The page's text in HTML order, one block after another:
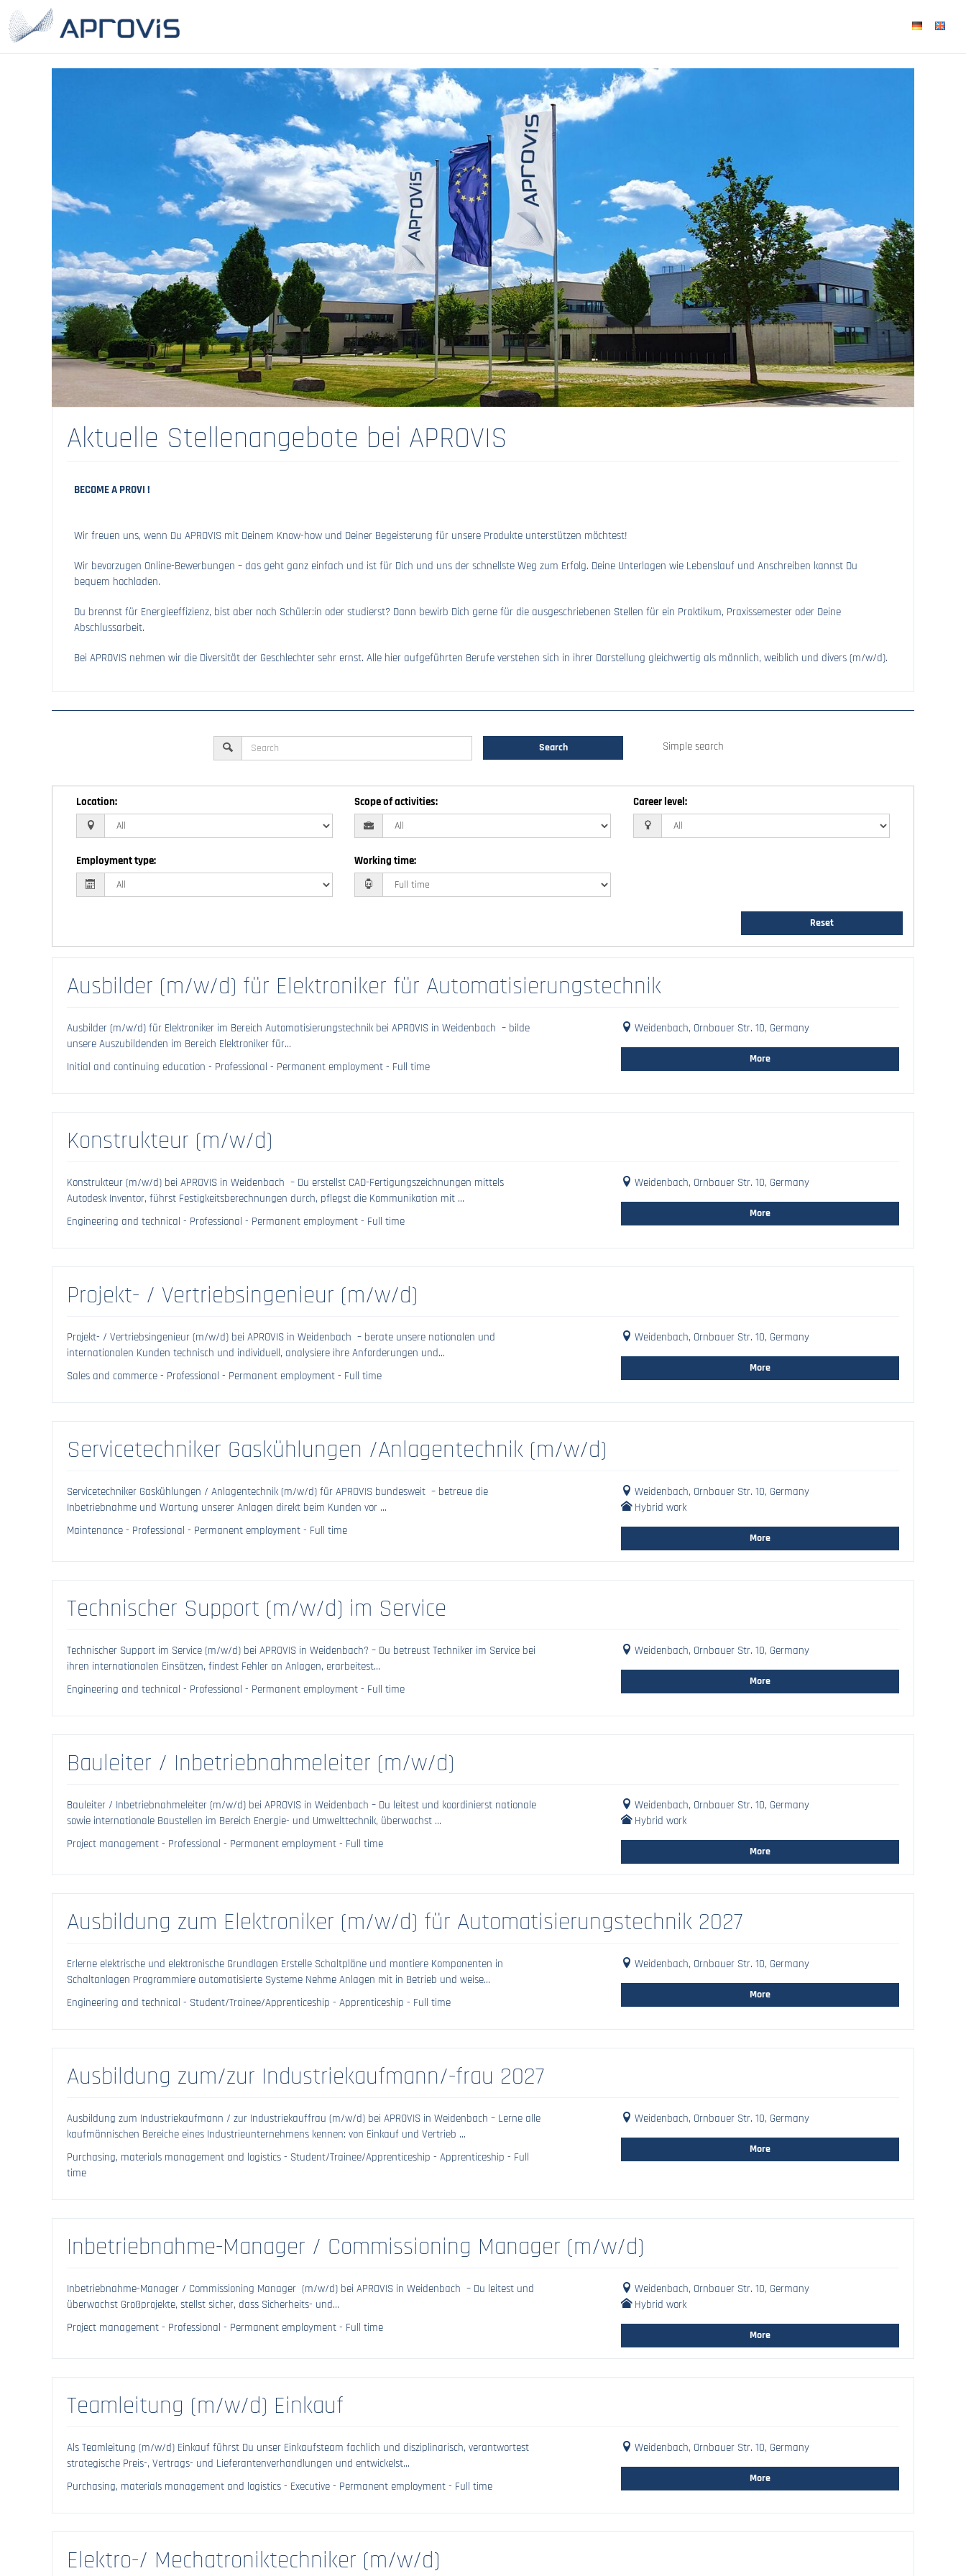
Aktuelle Stellenangebote bei APROVIS
BECOME A PROVI !
Wir freuen uns, wenn Du APROVIS mit Deinem Know-how und Deiner Begeisterung für unsere Produkte unterstützen möchtest!
Wir bevorzugen Online-Bewerbungen – das geht ganz einfach und ist für Dich und uns der schnellste Weg zum Erfolg. Deine Unterlagen wie Lebenslauf und Anschreiben kannst Du
bequem hochladen.
Du brennst für Energieeffizienz, bist aber noch Schüler:in oder studierst? Dann bewirb Dich gerne für die ausgeschriebenen Stellen für ein Praktikum, Praxissemester oder Deine
Abschlussarbeit.
Bei APROVIS nehmen wir die Diversität der Geschlechter sehr ernst. Alle hier aufgeführten Berufe verstehen sich in ihrer Darstellung gleichwertig als männlich, weiblich und divers (m/w/d).
Search Simple search
Location: Scope of activities: Career level:
Employment type: Working time:
Reset
Ausbilder (m/w/d) für Elektroniker für Automatisierungstechnik
Ausbilder (m/w/d) für Elektroniker im Bereich Automatisierungstechnik bei APROVIS in Weidenbach – bilde
unsere Auszubildenden im Bereich Elektroniker für...
Initial and continuing education - Professional - Permanent employment - Full time
Weidenbach, Ornbauer Str. 10, Germany
More
Konstrukteur (m/w/d)
Konstrukteur (m/w/d) bei APROVIS in Weidenbach – Du erstellst CAD-Fertigungszeichnungen mittels
Autodesk Inventor, führst Festigkeitsberechnungen durch, pflegst die Kommunikation mit ...
Engineering and technical - Professional - Permanent employment - Full time
Weidenbach, Ornbauer Str. 10, Germany
More
Projekt- / Vertriebsingenieur (m/w/d)
Projekt- / Vertriebsingenieur (m/w/d) bei APROVIS in Weidenbach – berate unsere nationalen und
internationalen Kunden technisch und individuell, analysiere ihre Anforderungen und...
Sales and commerce - Professional - Permanent employment - Full time
Weidenbach, Ornbauer Str. 10, Germany
More
Servicetechniker Gaskühlungen /Anlagentechnik (m/w/d)
Servicetechniker Gaskühlungen / Anlagentechnik (m/w/d) für APROVIS bundesweit – betreue die
Inbetriebnahme und Wartung unserer Anlagen direkt beim Kunden vor ...
Maintenance - Professional - Permanent employment - Full time
Weidenbach, Ornbauer Str. 10, Germany
Hybrid work
More
Technischer Support (m/w/d) im Service
Technischer Support im Service (m/w/d) bei APROVIS in Weidenbach? – Du betreust Techniker im Service bei
ihren internationalen Einsätzen, findest Fehler an Anlagen, erarbeitest...
Engineering and technical - Professional - Permanent employment - Full time
Weidenbach, Ornbauer Str. 10, Germany
More
Bauleiter / Inbetriebnahmeleiter (m/w/d)
Bauleiter / Inbetriebnahmeleiter (m/w/d) bei APROVIS in Weidenbach – Du leitest und koordinierst nationale
sowie internationale Baustellen im Bereich Energie- und Umwelttechnik, überwachst ...
Project management - Professional - Permanent employment - Full time
Weidenbach, Ornbauer Str. 10, Germany
Hybrid work
More
Ausbildung zum Elektroniker (m/w/d) für Automatisierungstechnik 2027
Erlerne elektrische und elektronische Grundlagen Erstelle Schaltpläne und montiere Komponenten in
Schaltanlagen Programmiere automatisierte Systeme Nehme Anlagen mit in Betrieb und weise...
Engineering and technical - Student/Trainee/Apprenticeship - Apprenticeship - Full time
Weidenbach, Ornbauer Str. 10, Germany
More
Ausbildung zum/zur Industriekaufmann/-frau 2027
Ausbildung zum Industriekaufmann / zur Industriekauffrau (m/w/d) bei APROVIS in Weidenbach – Lerne alle
kaufmännischen Bereiche eines Industrieunternehmens kennen: von Einkauf und Vertrieb ...
Purchasing, materials management and logistics - Student/Trainee/Apprenticeship - Apprenticeship - Full
time
Weidenbach, Ornbauer Str. 10, Germany
More
Inbetriebnahme-Manager / Commissioning Manager (m/w/d)
Inbetriebnahme-Manager / Commissioning Manager (m/w/d) bei APROVIS in Weidenbach – Du leitest und
überwachst Großprojekte, stellst sicher, dass Sicherheits- und...
Project management - Professional - Permanent employment - Full time
Weidenbach, Ornbauer Str. 10, Germany
Hybrid work
More
Teamleitung (m/w/d) Einkauf
Als Teamleitung (m/w/d) Einkauf führst Du unser Einkaufsteam fachlich und disziplinarisch, verantwortest
strategische Preis-, Vertrags- und Lieferantenverhandlungen und entwickelst...
Purchasing, materials management and logistics - Executive - Permanent employment - Full time
Weidenbach, Ornbauer Str. 10, Germany
More
Elektro-/ Mechatroniktechniker (m/w/d)